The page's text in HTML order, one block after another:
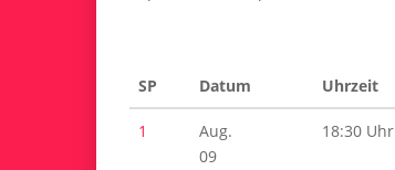
SP Datum Uhrzeit
1
Aug.
09
18:30 Uhr